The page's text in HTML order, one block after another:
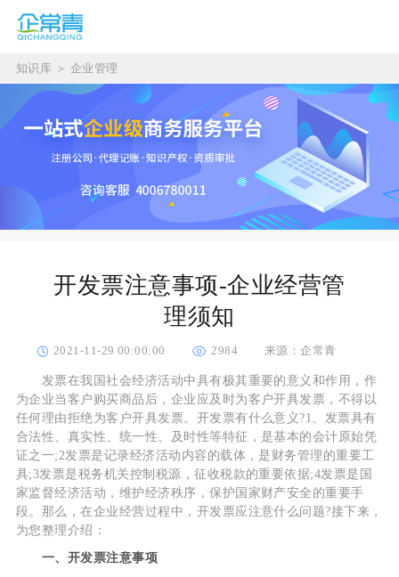
知识库 ＞ 企业管理
开发票注意事项-企业经营管
理须知
2021-11-29 00:00:00 2984 来源：企常青
发票在我国社会经济活动中具有极其重要的意义和作用，作
为企业当客户购买商品后，企业应及时为客户开具发票，不得以
任何理由拒绝为客户开具发票。开发票有什么意义?1、发票具有
合法性、真实性、统一性、及时性等特征，是基本的会计原始凭
证之一;2发票是记录经济活动内容的载体，是财务管理的重要工
具;3发票是税务机关控制税源，征收税款的重要依据;4发票是国
家监督经济活动，维护经济秩序，保护国家财产安全的重要手
段。那么，在企业经营过程中，开发票应注意什么问题?接下来，
为您整理介绍：
一、开发票注意事项